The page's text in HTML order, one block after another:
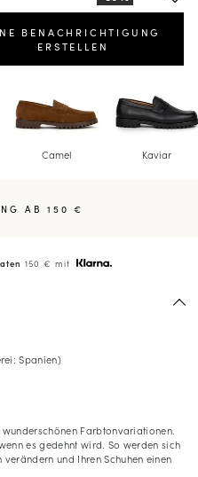
BENACHRICHTIGUNG
ERSTELLEN
Camel Kaviar
AB 150 €
150 € mit
Spanien)
Farbtonvariationen.
es gedehnt wird. So werden sich
und Ihren Schuhen einen